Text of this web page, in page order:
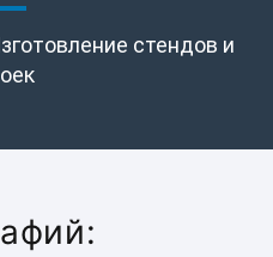
стендов и